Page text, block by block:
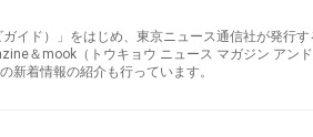
イド）」をはじめ、東京ニュース通信社が発行
＆mook（トウキョウ ニュース マガジン アン
新着情報の紹介も行っています。